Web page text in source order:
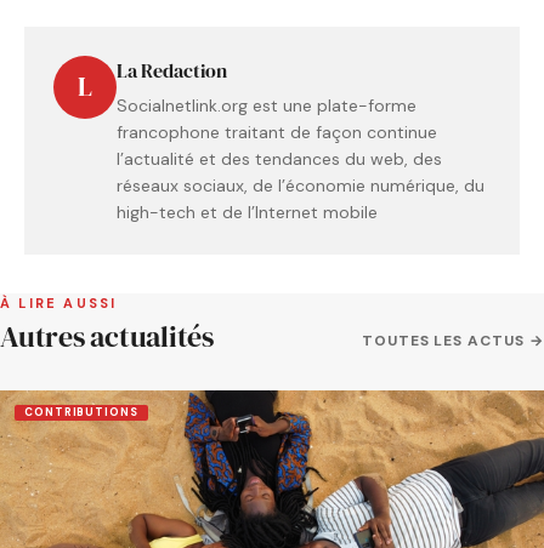
L La Redaction
Socialnetlink.org est une plate-forme
francophone traitant de façon continue
l’actualité et des tendances du web, des
réseaux sociaux, de l’économie numérique, du
high-tech et de l’Internet mobile
À LIRE AUSSI
Autres actualités TOUTES LES ACTUS →
CONTRIBUTIONS